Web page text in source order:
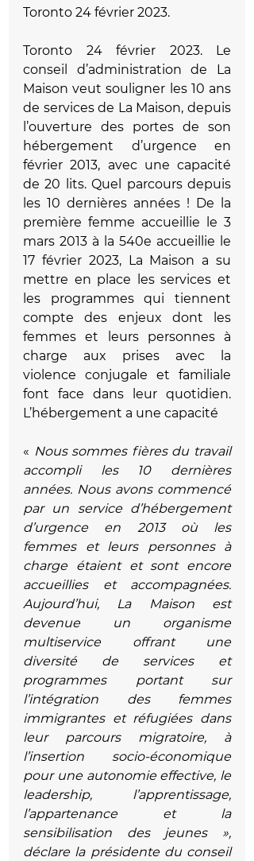
Toronto 24 février 2023.
Toronto 24 février 2023. Le
conseil d’administration de La
Maison veut souligner les 10 ans
de services de La Maison, depuis
l’ouverture des portes de son
hébergement d’urgence en
février 2013, avec une capacité
de 20 lits. Quel parcours depuis
les 10 dernières années ! De la
première femme accueillie le 3
mars 2013 à la 540e accueillie le
17 février 2023, La Maison a su
mettre en place les services et
les programmes qui tiennent
compte des enjeux dont les
femmes et leurs personnes à
charge aux prises avec la
violence conjugale et familiale
font face dans leur quotidien.
L’hébergement a une capacité
« Nous sommes fières du travail
accompli les 10 dernières
années. Nous avons commencé
par un service d’hébergement
d’urgence en 2013 où les
femmes et leurs personnes à
charge étaient et sont encore
accueillies et accompagnées.
Aujourd’hui, La Maison est
devenue un organisme
multiservice offrant une
diversité de services et
programmes portant sur
l’intégration des femmes
immigrantes et réfugiées dans
leur parcours migratoire, à
l’insertion socio-économique
pour une autonomie effective, le
leadership, l’apprentissage,
l’appartenance et la
sensibilisation des jeunes »,
déclare la présidente du conseil